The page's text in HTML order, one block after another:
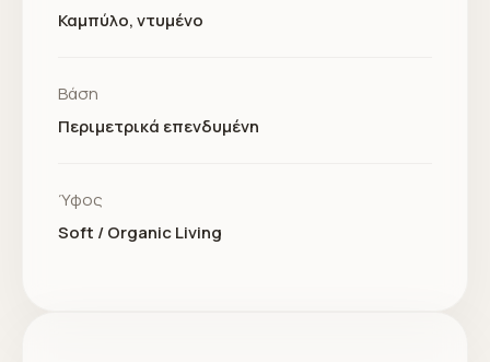
Καμπύλο, ντυμένο
Βάση
Περιμετρικά επενδυμένη
Ύφος
Soft / Organic Living